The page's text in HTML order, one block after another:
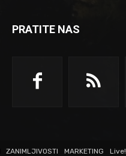
PRATITE NAS
ZANIMLJIVOSTI MARKETING Live!